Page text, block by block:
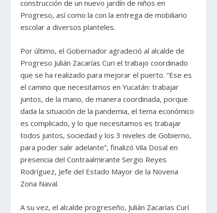
construcción de un nuevo jardín de niños en
Progreso, así como la con la entrega de mobiliario
escolar a diversos planteles.
Por último, el Gobernador agradeció al alcalde de
Progreso Julián Zacarías Curi el trabajo coordinado
que se ha realizado para mejorar el puerto. “Ese es
el camino que necesitamos en Yucatán: trabajar
juntos, de la mano, de manera coordinada, porque
dada la situación de la pandemia, el tema económico
es complicado, y lo que necesitamos es trabajar
todos juntos, sociedad y los 3 niveles de Gobierno,
para poder salir adelante”, finalizó Vila Dosal en
presencia del Contraalmirante Sergio Reyes
Rodríguez, Jefe del Estado Mayor de la Novena
Zona Naval.
A su vez, el alcalde progreseño, Julián Zacarías Curí